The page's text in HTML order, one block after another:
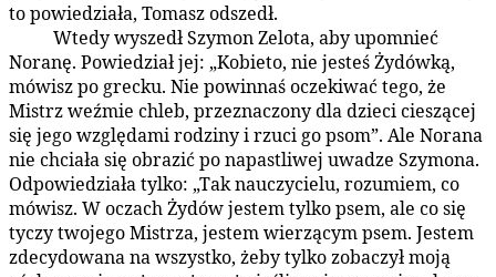
to powiedziała, Tomasz odszedł.
Wtedy wyszedł Szymon Zelota, aby upomnieć
Noranę. Powiedział jej: „Kobieto, nie jesteś Żydówką,
mówisz po grecku. Nie powinnaś oczekiwać tego, że
Mistrz weźmie chleb, przeznaczony dla dzieci cieszącej
się jego względami rodziny i rzuci go psom”. Ale Norana
nie chciała się obrazić po napastliwej uwadze Szymona.
Odpowiedziała tylko: „Tak nauczycielu, rozumiem, co
mówisz. W oczach Żydów jestem tylko psem, ale co się
tyczy twojego Mistrza, jestem wierzącym psem. Jestem
zdecydowana na wszystko, żeby tylko zobaczył moją